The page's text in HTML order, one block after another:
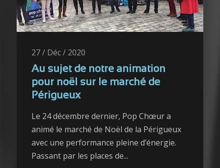
27 / Déc / 2020
Au sujet de notre animation
pour noël sur le marché de
Périgueux
Le 24 décembre dernier, Pop Chœur a
animé le marché de Noël de la Périgueux
avec une performance pleine d’énergie.
Passant par les places de...